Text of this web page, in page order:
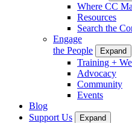
Where CC
Resources
Search the
Engage
the People
Expand
Training +
Advocacy
Community
Events
Blog
Support Us
Expand